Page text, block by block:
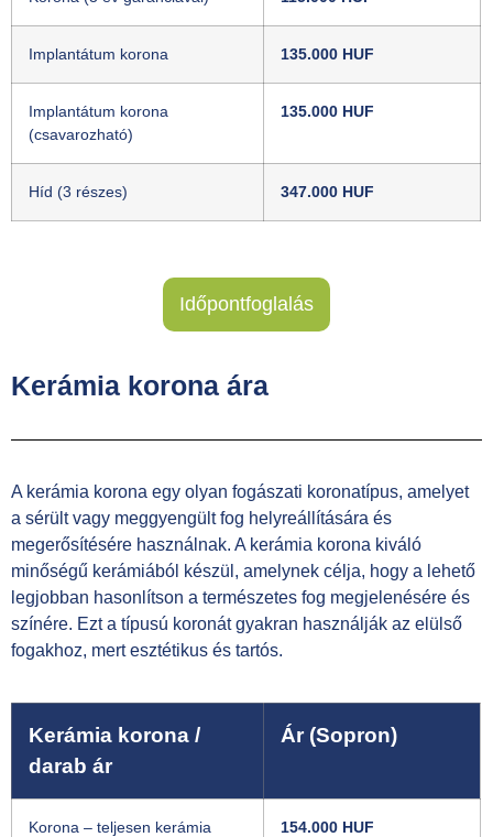
Implantátum korona 135.000 HUF
Implantátum korona
(csavarozható)
135.000 HUF
Híd (3 részes) 347.000 HUF
Időpontfoglalás
Kerámia korona ára
A kerámia korona egy olyan fogászati ​​koronatípus, amelyet
a sérült vagy meggyengült fog helyreállítására és
megerősítésére használnak. A kerámia korona kiváló
minőségű kerámiából készül, amelynek célja, hogy a lehető
legjobban hasonlítson a természetes fog megjelenésére és
színére. Ezt a típusú koronát gyakran használják az elülső
fogakhoz, mert esztétikus és tartós.
Kerámia korona /
darab ár
Ár (Sopron)
Korona – teljesen kerámia 154.000 HUF